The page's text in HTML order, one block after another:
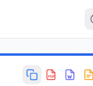
PDF